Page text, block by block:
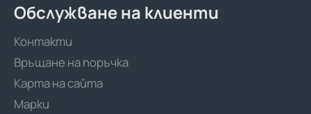
Обслужване на клиенти
Контакти
Връщане на поръчка
Карта на сайта
Марки